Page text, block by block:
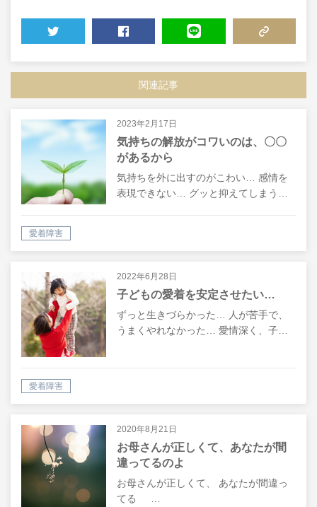
関連記事
2023年2月17日
気持ちの解放がコワいのは、〇〇
があるから
気持ちを外に出すのがこわい… 感情を
表現できない… グッと抑えてしまう…
愛着障害
2022年6月28日
子どもの愛着を安定させたい…
ずっと生きづらかった… 人が苦手で、
うまくやれなかった… 愛情深く、子…
愛着障害
2020年8月21日
お母さんが正しくて、あなたが間
違ってるのよ
お母さんが正しくて、 あなたが間違っ
てる …